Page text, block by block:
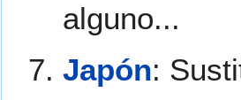
alguno...
Japón: